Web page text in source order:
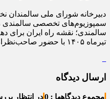
دبیرخانه شورای ملی
سمپوزیوم‌های تخصصی سالمندی
تیرماه ۱۴۰۵ با حضور صاحب‌نظران این حوزه برگزار می‌کند.
ارسال دیدگاه
مجموع دیدگاهها : 0 در انتظار